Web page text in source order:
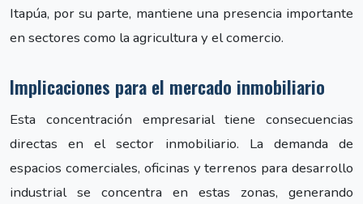
Itapúa, por su parte, mantiene una presencia importante
en sectores como la agricultura y el comercio.
Implicaciones para el mercado inmobiliario
Esta concentración empresarial tiene consecuencias
directas en el sector inmobiliario. La demanda de
espacios comerciales, oficinas y terrenos para desarrollo
industrial se concentra en estas zonas, generando